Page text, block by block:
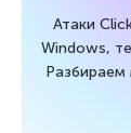
Атаки
Windows,
Разбираем